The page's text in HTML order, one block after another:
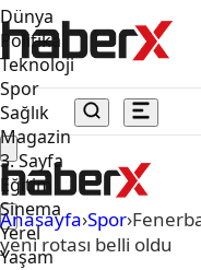
Dünya
Politika
Teknoloji
Spor
Sağlık
Magazin
3. Sayfa
Eğitim
Sinema
Yerel
Yaşam
Anasayfa›Spor›
yeni rotası belli oldu